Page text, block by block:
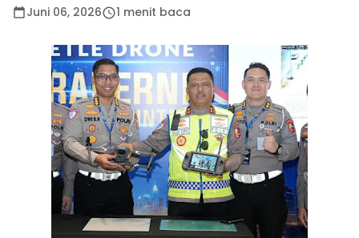
Juni 06, 2026 1 menit baca